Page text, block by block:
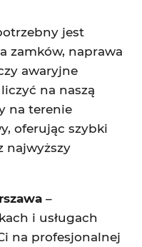
jest
zamków, naprawa
awaryjne
na naszą
na terenie
oferując szybki
najwyższy
–
i usługach
na profesjonalnej